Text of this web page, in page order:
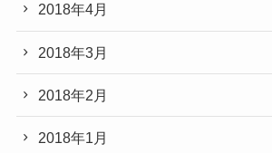
2018年4月
2018年3月
2018年2月
2018年1月